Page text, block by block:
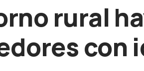
rural
con